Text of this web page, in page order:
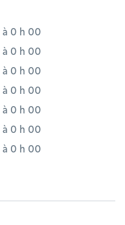
à 0 h 00
à 0 h 00
à 0 h 00
à 0 h 00
à 0 h 00
à 0 h 00
à 0 h 00